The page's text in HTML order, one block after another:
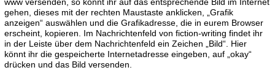
gehen, dieses mit der rechten Maustaste anklicken, „Grafik
anzeigen“ auswählen und die Grafikadresse, die in eurem Browser
erscheint, kopieren. Im Nachrichtenfeld von fiction-writing findet ihr
in der Leiste über dem Nachrichtenfeld ein Zeichen „Bild“. Hier
könnt ihr die gespeicherte Internetadresse eingeben, auf „okay“
drücken und das Bild versenden.